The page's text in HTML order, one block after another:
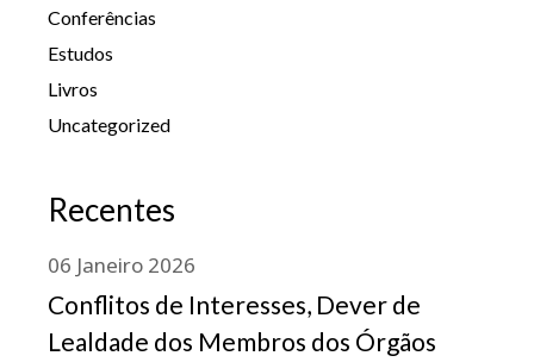
Conferências
Estudos
Livros
Uncategorized
Recentes
06 Janeiro 2026
Conflitos de Interesses, Dever de
Lealdade dos Membros dos Órgãos